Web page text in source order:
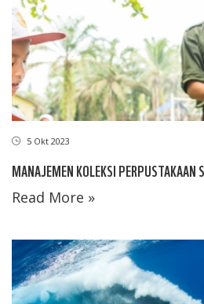
5 Okt 2023
MANAJEMEN KOLEKSI PERPUSTAKAAN
Read More »